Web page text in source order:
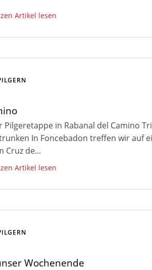
Artikel lesen
in Rabanal del Camino
In Foncebadon treffen wir auf
Cruz de...
Artikel lesen
Wochenende